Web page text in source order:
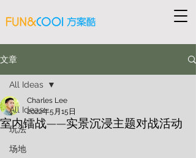
文章
All Ideas
玩法
场地
All Ideas
室内镭战——实景沉浸主题对战活动
Charles Lee
2022年5月15日